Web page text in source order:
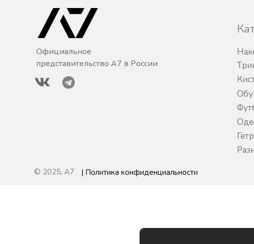
© 2025, A7 | Политика конфиденциальности
Официальное
представительство A7 в России